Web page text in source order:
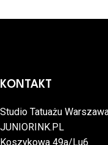
KONTAKT
Studio Tatuażu
JUNIORINK.PL
Koszykowa 49a/Lu6